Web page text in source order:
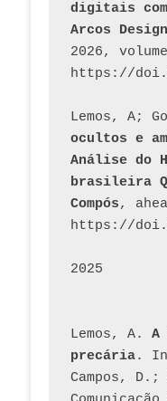
digitais
Arcos Design
2026,
https://
Lemos, A;
ocultos e
Análise do
brasileira
Compós,
https://
2025
Lemos, A. A
precária. In
Campos,